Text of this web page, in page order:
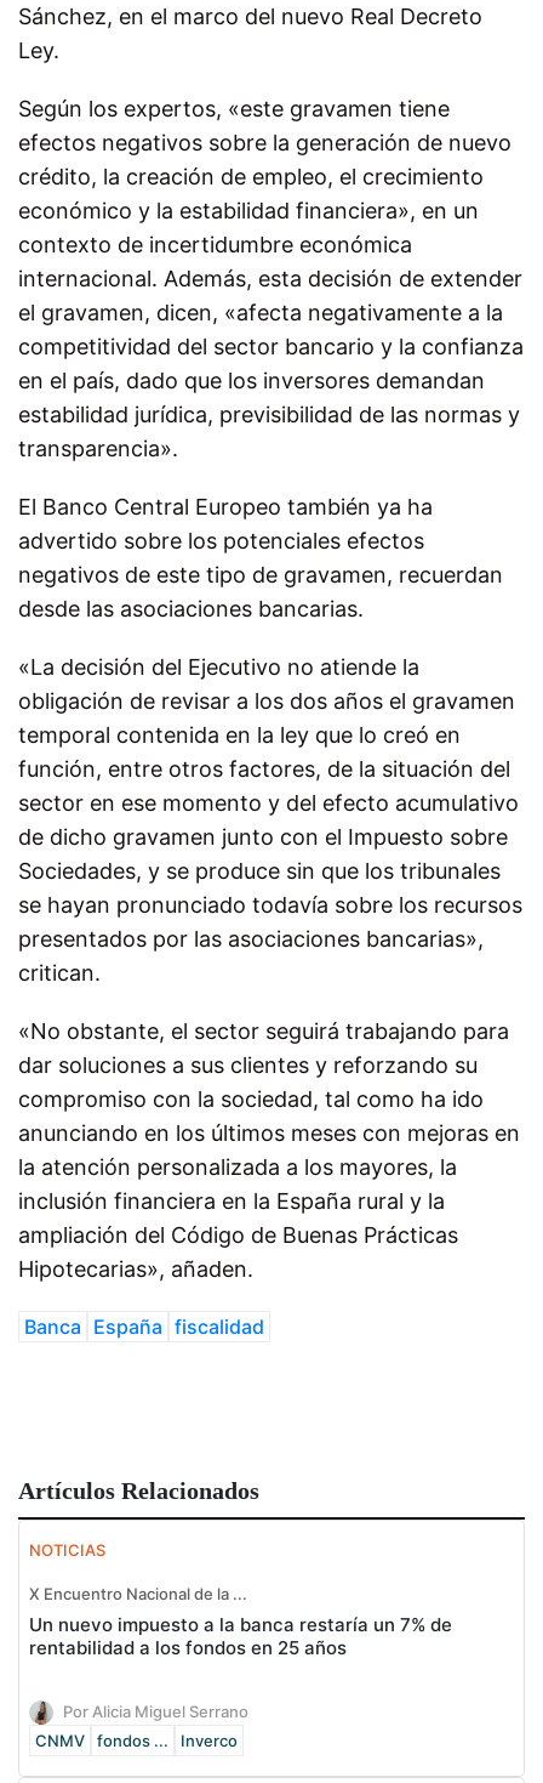
Sánchez, en el marco del nuevo Real Decreto
Ley.
Según los expertos, «este gravamen tiene
efectos negativos sobre la generación de nuevo
crédito, la creación de empleo, el crecimiento
económico y la estabilidad financiera», en un
contexto de incertidumbre económica
internacional. Además, esta decisión de extender
el gravamen, dicen, «afecta negativamente a la
competitividad del sector bancario y la confianza
en el país, dado que los inversores demandan
estabilidad jurídica, previsibilidad de las normas y
transparencia».
El Banco Central Europeo también ya ha
advertido sobre los potenciales efectos
negativos de este tipo de gravamen, recuerdan
desde las asociaciones bancarias.
«La decisión del Ejecutivo no atiende la
obligación de revisar a los dos años el gravamen
temporal contenida en la ley que lo creó en
función, entre otros factores, de la situación del
sector en ese momento y del efecto acumulativo
de dicho gravamen junto con el Impuesto sobre
Sociedades, y se produce sin que los tribunales
se hayan pronunciado todavía sobre los recursos
presentados por las asociaciones bancarias»,
critican.
«No obstante, el sector seguirá trabajando para
dar soluciones a sus clientes y reforzando su
compromiso con la sociedad, tal como ha ido
anunciando en los últimos meses con mejoras en
la atención personalizada a los mayores, la
inclusión financiera en la España rural y la
ampliación del Código de Buenas Prácticas
Hipotecarias», añaden.
Banca España fiscalidad
Artículos Relacionados
NOTICIAS
X Encuentro Nacional de la ...
Un nuevo impuesto a la banca restaría un 7% de
rentabilidad a los fondos en 25 años
Por Alicia Miguel Serrano
CNMV
fondos ... Inverco